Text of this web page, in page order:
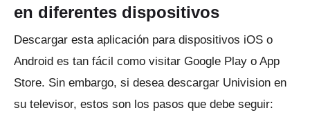
en diferentes dispositivos
Descargar esta aplicación para dispositivos iOS o
Android es tan fácil como visitar Google Play o App
Store. Sin embargo, si desea descargar Univision en
su televisor, estos son los pasos que debe seguir: